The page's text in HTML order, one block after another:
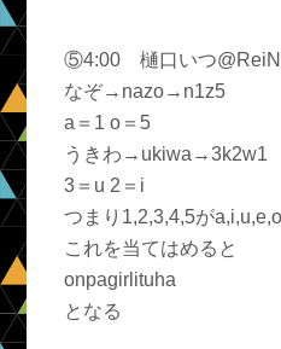
⑤4:00 樋口いつ
なぞ→nazo→n1z5
a＝1 o＝5
うきわ→ukiwa→3k2w1
3＝u 2＝i
つまり1,2,3,4,5が
これを当てはめると
onpagirlituha
となる